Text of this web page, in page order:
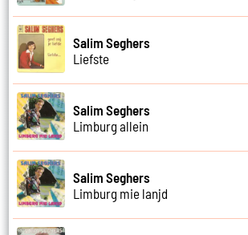
Salim Seghers
Liefste
Salim Seghers
Limburg allein
Salim Seghers
Limburg mie lanjd